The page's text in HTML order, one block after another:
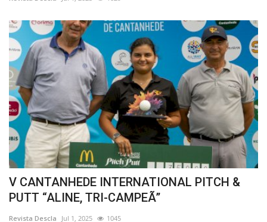
Estatuto Editorial
Saúde
Ficha técnica
Cultura
Lazer
V CANTANHEDE INTERNATIONAL PITCH &
PUTT “ALINE, TRI-CAMPEÃ”
Revista Descla Jul 1, 2025 1045